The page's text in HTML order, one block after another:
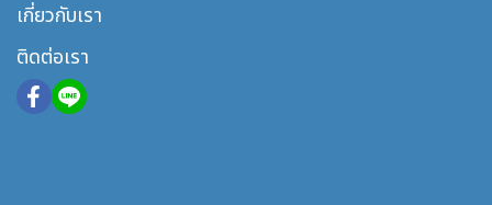
เกี่ยวกับเรา
ติดต่อเรา